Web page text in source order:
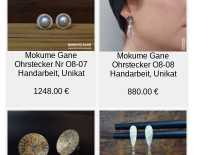
Mokume Gane
Ohrstecker Nr O8-07
Handarbeit, Unikat
1248.00 €
Mokume Gane
Ohrstecker O8-08
Handarbeit, Unikat
880.00 €